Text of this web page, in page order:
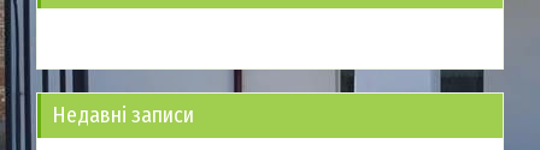
Недавні записи